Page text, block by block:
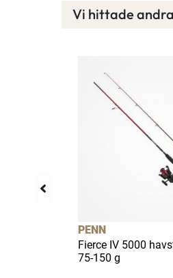
Vi hittade
PENN
Fierce IV 5000
75-150 g